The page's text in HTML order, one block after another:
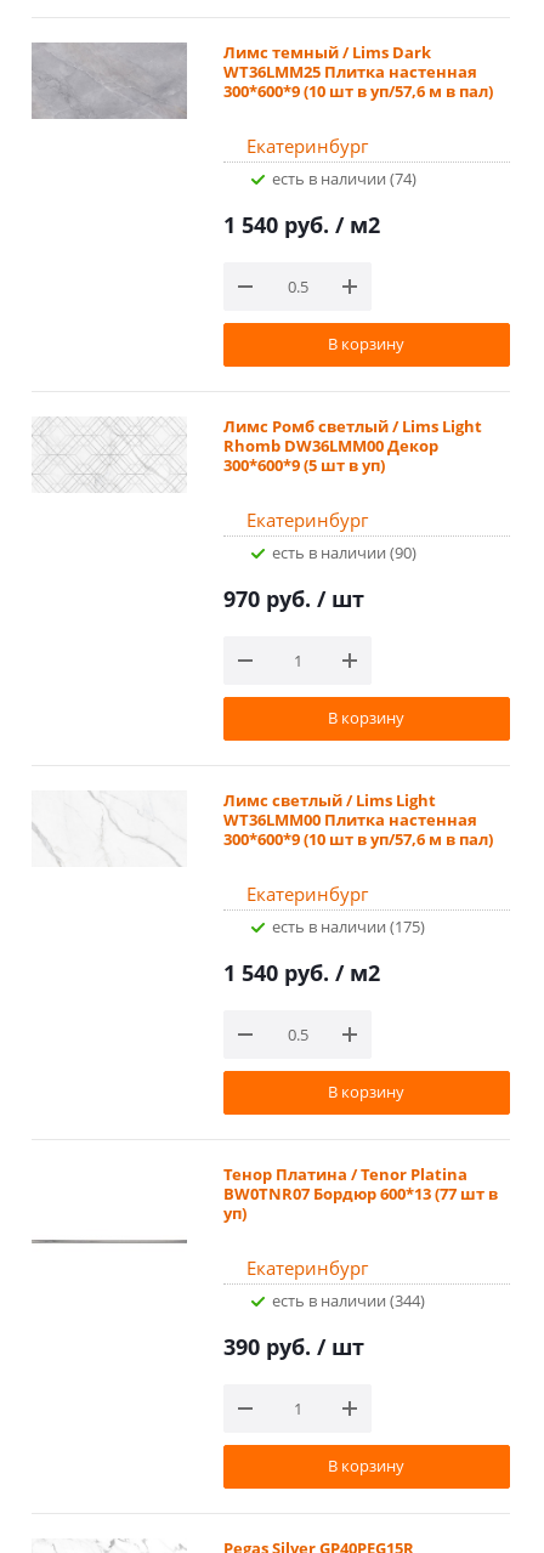
Лимс темный / Lims Dark
WT36LMM25 Плитка настенная
300*600*9 (10 шт в уп/57,6 м в пал)
Екатеринбург
Есть в наличии (74)
1 540 руб. / м2
В корзину
Лимс Ромб светлый / Lims Light
Rhomb DW36LMM00 Декор
300*600*9 (5 шт в уп)
Екатеринбург
Есть в наличии (90)
970 руб. / шт
В корзину
Лимс светлый / Lims Light
WT36LMM00 Плитка настенная
300*600*9 (10 шт в уп/57,6 м в пал)
Екатеринбург
Есть в наличии (175)
1 540 руб. / м2
В корзину
Тенор Платина / Tenor Platina
BW0TNR07 Бордюр 600*13 (77 шт в
уп)
Екатеринбург
Есть в наличии (344)
390 руб. / шт
В корзину
Pegas Silver GP40PEG15R